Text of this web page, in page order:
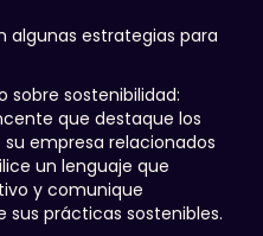
algunas estrategias para
sobre sostenibilidad:
que destaque los
empresa relacionados
un lenguaje que
y comunique
prácticas sostenibles.